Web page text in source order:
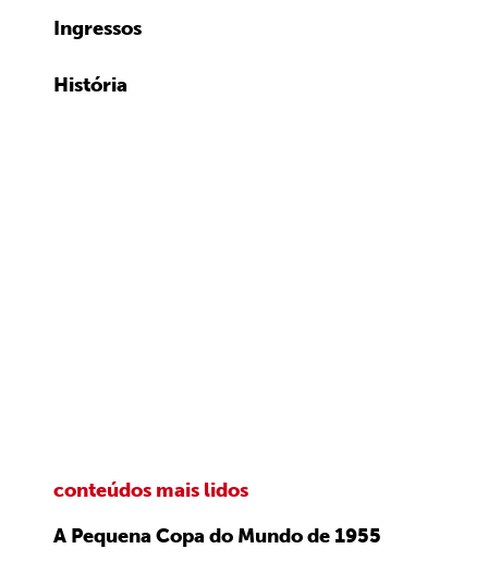
Ingressos
História
conteúdos mais lidos
A Pequena Copa do Mundo de 1955